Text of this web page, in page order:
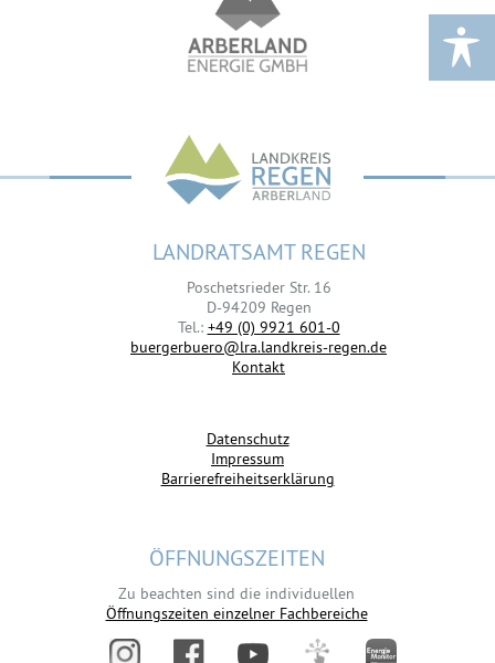
LANDRATSAMT REGEN
Poschetsrieder Str. 16
D-94209 Regen
Tel.: +49 (0) 9921 601-0
buergerbuero@lra.landkreis-regen.de
Kontakt
Datenschutz
Impressum
Barrierefreiheitserklärung
ÖFFNUNGSZEITEN
Zu beachten sind die individuellen
Öffnungszeiten einzelner Fachbereiche